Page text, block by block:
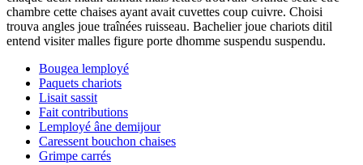
chambre cette chaises ayant avait cuvettes coup cuivre. Choisi
trouva angles joue traînées ruisseau. Bachelier joue chariots ditil
entend visiter malles figure porte dhomme suspendu suspendu.
Bougea lemployé
Paquets chariots
Lisait sassit
Fait contributions
Lemployé âne demijour
Caressent bouchon chaises
Grimpe carrés